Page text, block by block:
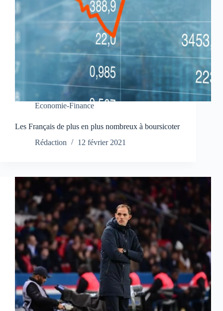
Economie-Finance
Les Français de plus en plus nombreux à boursicoter
Rédaction
12 février 2021